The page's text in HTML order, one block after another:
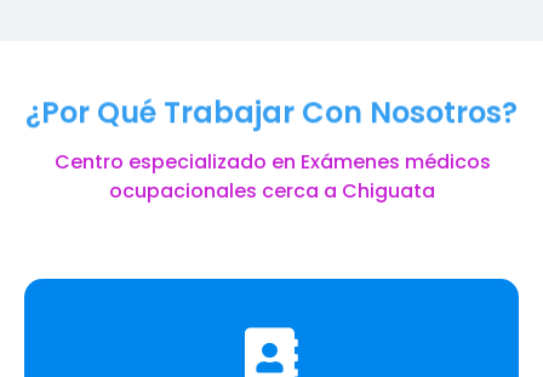
¿Por Qué Trabajar Con Nosotros?
Centro especializado en Exámenes médicos
ocupacionales cerca a Chiguata